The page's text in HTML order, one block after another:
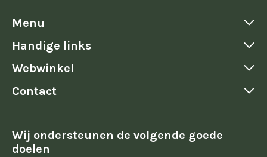
Menu
Handige links
Webwinkel
Contact
Wij ondersteunen de volgende goede
doelen